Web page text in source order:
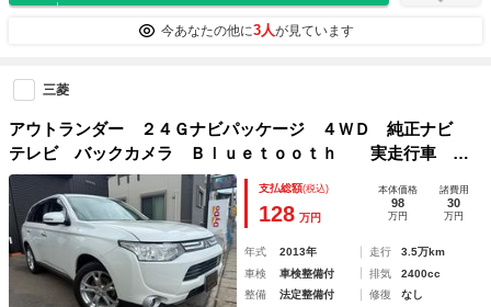
今あなたの他に3人が見ています
三菱
アウトランダー ２４Ｇナビパッケージ ４ＷＤ 純正ナビ
テレビ バックカメラ Ｂｌｕｅｔｏｏｔｈ 実走行車 Ｅ
ＴＣ アイドリングストップ プッシュスターター スマー
トキーｘ２ １８インチホイール ステアリングスイッチ
支払総額(税込)
128 万円
本体価格
98
万円
諸費用
30
万円
年式 2013年 走行
3.5万km
車検
車検整備付 排気
2400cc
整備
法定整備付 修復
なし